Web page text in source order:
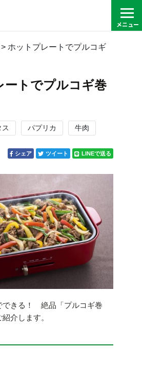
> ホットプレートでプルコギ
ートでプルコギ巻
ス パプリカ 牛肉
シェア ツイート LINEで送る
できる！ 絶品「プルコギ巻
介します。